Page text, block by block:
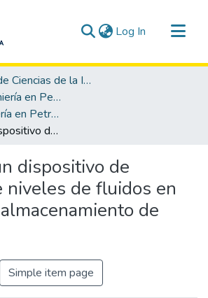
Log In (current)
Facultad de Ciencias de la Ingeniería
Carrera de Ingeniería en Petróleo
Tesis de Ingeniería en Petróleo
Diseño de un dispositivo de medición de niveles de fluidos en tanques de almacenamiento de petróleo
dispositivo de
niveles de fluidos en
de
Simple item page